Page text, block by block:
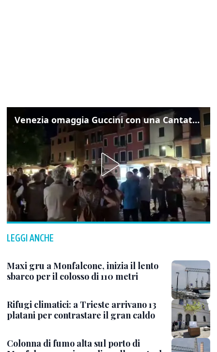
Venezia omaggia Guccini con una Cantata Anarchica in campo Santa Margherita
LEGGI ANCHE
Maxi gru a Monfalcone, inizia il lento
sbarco per il colosso di 110 metri
Rifugi climatici: a Trieste arrivano 13
platani per contrastare il gran caldo
Colonna di fumo alta sul porto di